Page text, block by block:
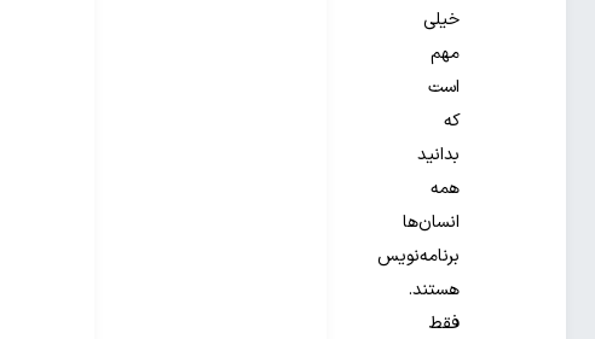
خیلی
مهم
است
که
بدانید
همه
انسان‌ها
برنامه‌نویس
هستند.
فقط